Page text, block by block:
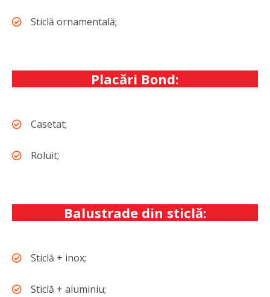
Sticlă ornamentală;
Placări Bond:
Casetat;
Roluit;
Balustrade din sticlă:
Sticlă + inox;
Sticlă + aluminiu;